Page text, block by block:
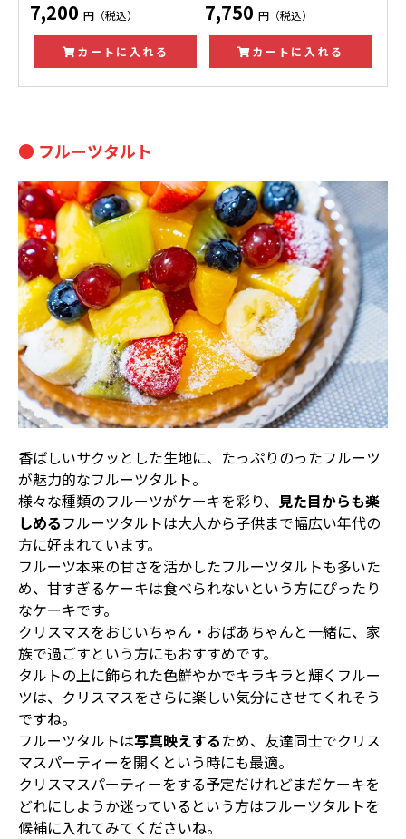
7,200 円（税込）
カートに入れる
7,750 円（税込）
カートに入れる
● フルーツタルト
香ばしいサクッとした生地に、たっぷりのったフルーツ
が魅力的なフルーツタルト。
様々な種類のフルーツがケーキを彩り、 見た目からも楽
しめるフルーツタルトは大人から子供まで幅広い年代の
方に好まれています。
フルーツ本来の甘さを活かしたフルーツタルトも多いた
め、甘すぎるケーキは食べられないという方にぴったり
なケーキです。
クリスマスをおじいちゃん・おばあちゃんと一緒に、家
族で過ごすという方にもおすすめです。
タルトの上に飾られた色鮮やかでキラキラと輝くフルー
ツは、クリスマスをさらに楽しい気分にさせてくれそう
ですね。
フルーツタルトは写真映えするため、友達同士でクリス
マスパーティーを開くという時にも最適。
クリスマスパーティーをする予定だけれどまだケーキを
どれにしようか迷っているという方はフルーツタルトを
候補に入れてみてくださいね。